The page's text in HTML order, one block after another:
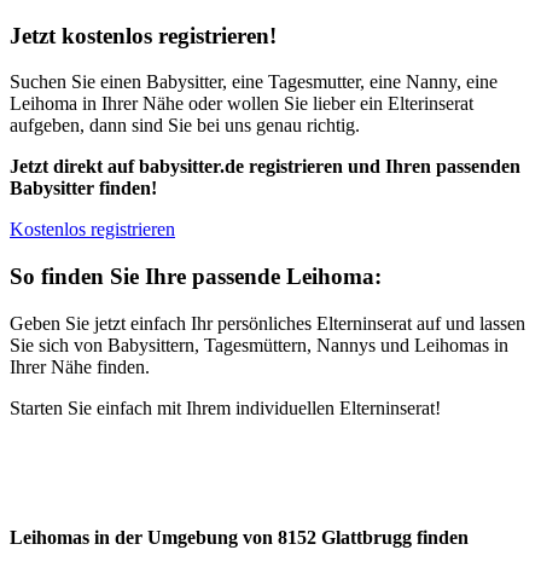
Jetzt kostenlos registrieren!
Suchen Sie einen Babysitter, eine Tagesmutter, eine Nanny, eine
Leihoma in Ihrer Nähe oder wollen Sie lieber ein Elterinserat
aufgeben, dann sind Sie bei uns genau richtig.
Jetzt direkt auf babysitter.de registrieren und Ihren passenden
Babysitter finden!
Kostenlos registrieren
So finden Sie Ihre passende Leihoma:
Geben Sie jetzt einfach Ihr persönliches Elterninserat auf und lassen
Sie sich von Babysittern, Tagesmüttern, Nannys und Leihomas in
Ihrer Nähe finden.
Starten Sie einfach mit Ihrem individuellen Elterninserat!
Leihomas in der Umgebung von 8152 Glattbrugg finden